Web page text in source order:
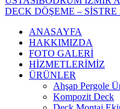
ANASAYFA
HAKKIMIZDA
FOTO GALERİ
HİZMETLERİMİZ
ÜRÜNLER
Ahşap Pergole
Kompozit Deck